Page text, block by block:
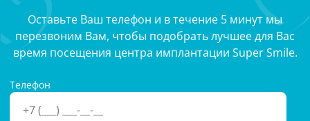
Оставьте Ваш телефон и в течение 5 минут мы
перезвоним Вам, чтобы подобрать лучшее для Вас
время посещения центра имплантации Super Smile.
Телефон